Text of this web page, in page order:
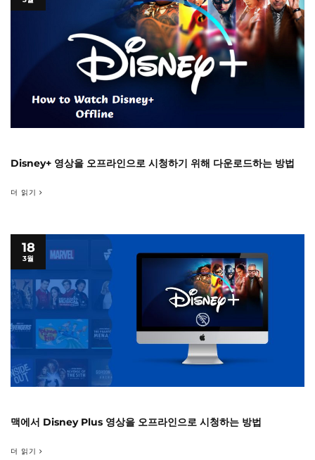
Disney+ 영상을 오프라인으로 시청하기 위해 다운로드하는 방법
더 읽기
18
3월
맥에서 Disney Plus 영상을 오프라인으로 시청하는 방법
더 읽기